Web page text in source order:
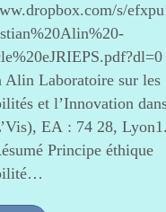
s/
Alin Laboratoire sur les
et l’Innovation
EA : 74 28, Lyon1.
Principe éthique